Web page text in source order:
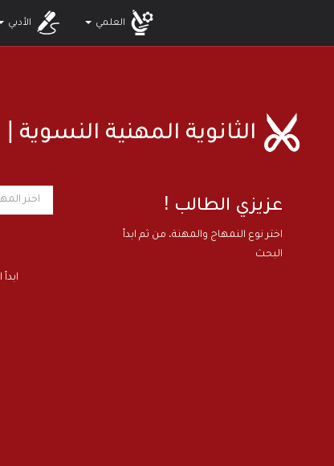
العلمي الأدبي
الثانوية المهنية النسوية | 2022
عزيزي الطالب !
اختر نوع النمهاج والمهنة، من ثم ابدأ
البحث